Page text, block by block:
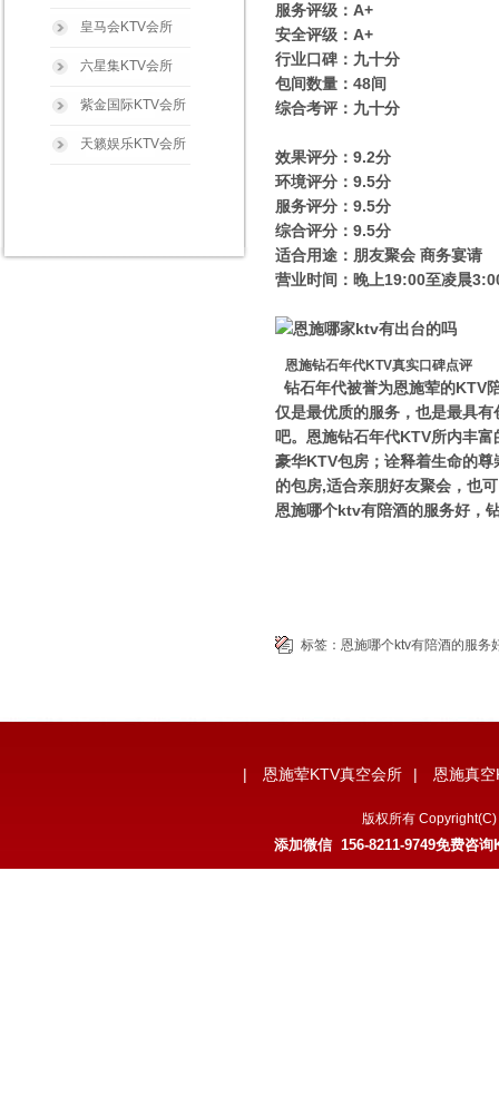
服务评级：A+
安全评级：A+
行业口碑：九十分
包间数量：48间
综合考评：九十分
效果评分：9.2分
环境评分：9.5分
服务评分：9.5分
综合评分：9.5分
适合用途：朋友聚会 商务宴请
营业时间：晚上19:00至凌晨
恩施钻石年代KTV真实口碑点评
钻石年代被誉为恩施荤的KTV
仅是最优质的服务，也是最具
吧。恩施钻石年代KTV所内丰
豪华KTV包房；诠释着生命的
的包房,适合亲朋好友聚会，也
恩施哪个ktv有陪酒的服务好，
标签： 恩施哪个ktv有陪酒的服务
皇马会KTV会所
六星集KTV会所
紫金国际KTV会所
天籁娱乐KTV会所
| 恩施荤KTV真空会所 | 恩施真
版权所有
添加微信 156-8211-9749免费咨